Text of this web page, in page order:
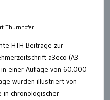
Thurnhofer
HTH Beiträge zur
a3eco (A3
einer Auflage von 60.000
wurden illustriert von
in chronologischer